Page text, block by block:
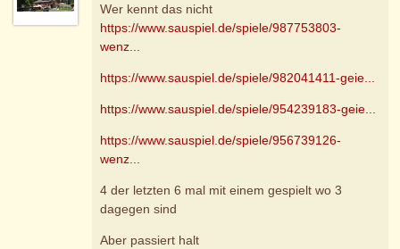
Wer kennt das nicht
https://www.sauspiel.de/spiele/987753803-
wenz...
https://www.sauspiel.de/spiele/982041411-geie...
https://www.sauspiel.de/spiele/954239183-geie...
https://www.sauspiel.de/spiele/956739126-
wenz...
4 der letzten 6 mal mit einem gespielt wo 3
dagegen sind
Aber passiert halt